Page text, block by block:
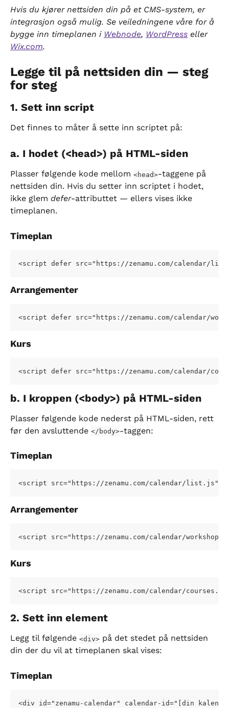
Hvis du kjører nettsiden din på et CMS-system, er
integrasjon også mulig. Se veiledningene våre for å
bygge inn timeplanen i Webnode, WordPress eller
Wix.com.
Legge til på nettsiden din — steg
for steg
1. Sett inn script
Det finnes to måter å sette inn scriptet på:
a. I hodet (<head>) på HTML-siden
Plasser følgende kode mellom <head>-taggene på
nettsiden din. Hvis du setter inn scriptet i hodet,
ikke glem defer-attributtet — ellers vises ikke
timeplanen.
Timeplan
<script defer src="https://zenamu.com/calendar/
Arrangementer
<script defer src="https://zenamu.com/calendar/
Kurs
<script defer src="https://zenamu.com/calendar/
b. I kroppen (<body>) på HTML-siden
Plasser følgende kode nederst på HTML-siden, rett
før den avsluttende </body>-taggen:
Timeplan
<script src="https://zenamu.com/calendar/list.js"
Arrangementer
<script src="https://zenamu.com/calendar/
Kurs
<script src="https://zenamu.com/calendar/
2. Sett inn element
Legg til følgende <div> på det stedet på nettsiden
din der du vil at timeplanen skal vises:
Timeplan
<div id="zenamu-calendar" calendar-id="[din